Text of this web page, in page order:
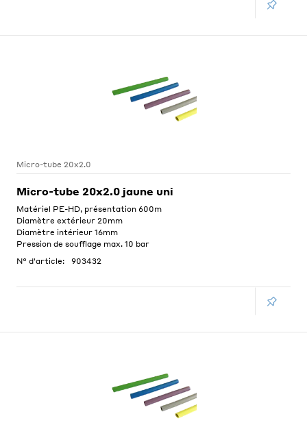
Micro-tube 20x2.0
Micro-tube 20x2.0 jaune uni
Matériel PE-HD, présentation 600m
Diamètre extérieur 20mm
Diamètre intérieur 16mm
Pression de soufflage max. 10 bar
N° d'article:
903432